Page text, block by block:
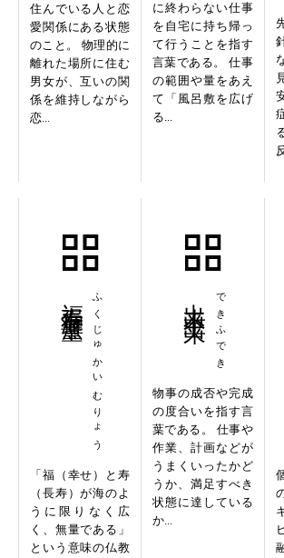
住んでいる人と恋
愛関係にある状態
のこと。 物理的に
離れた場所に住む
男女が、互いの関
係を維持しながら
恋...
に終わらない仕事
を自宅に持ち帰っ
て行うことを指す
言葉である。 仕事
の範囲や量をあえ
て「風呂敷を広げ
る...
ふくじゅかいむりょう
「福（幸せ）と寿
（長寿）が海のよ
うに限りなく広
く、無量である」
という意味の仏教
できふでき
物事の成否や完成
の度合いを指す言
葉である。 仕事や
作業、計画などが
うまくいったかど
うか、満足すべき
状態に達している
か...